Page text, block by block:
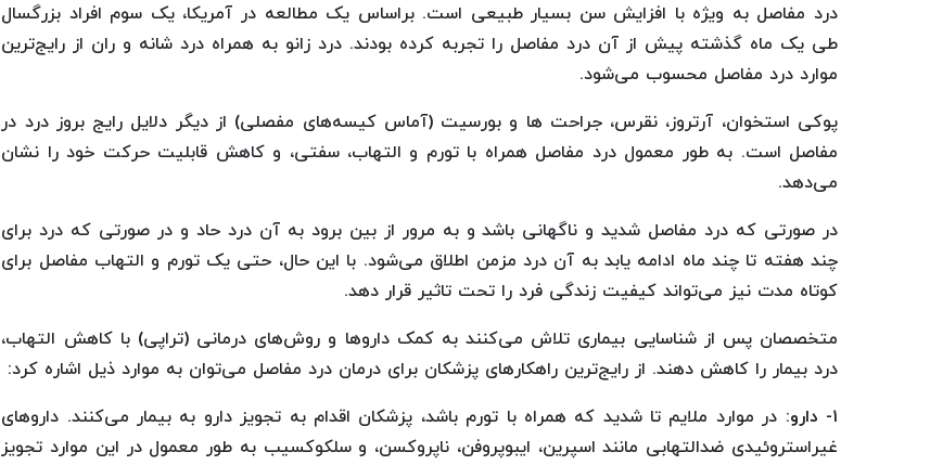
درد مفاصل به ویژه با افزایش سن بسیار طبیعی است. براساس یک مطالعه در آمریکا، یک سوم افراد بزرگسال
طی یک ماه گذشته پیش از آن درد مفاصل را تجربه کرده بودند. درد زانو به همراه درد شانه و ران از رایج‌ترین
موارد درد مفاصل محسوب می‌شود.
پوکی استخوان، آرتروز، نقرس، جراحت ها و بورسیت (آماس کیسه‌های مفصلی) از دیگر دلایل رایج بروز درد در
مفاصل است. به طور معمول درد مفاصل همراه با تورم و التهاب، سفتی، و کاهش قابلیت حرکت خود را نشان
می‌دهد.
در صورتی که درد مفاصل شدید و ناگهانی باشد و به مرور از بین برود به آن درد حاد و در صورتی که درد برای
چند هفته تا چند ماه ادامه یابد به آن درد مزمن اطلاق می‌شود. با این حال، حتی یک تورم و التهاب مفاصل برای
کوتاه مدت نیز می‌تواند کیفیت زندگی فرد را تحت تاثیر قرار دهد.
متخصصان پس از شناسایی بیماری تلاش می‌کنند به کمک داروها و روش‌های درمانی (تراپی) با کاهش التهاب،
درد بیمار را کاهش دهند. از رایج‌ترین راهکارهای پزشکان برای درمان درد مفاصل می‌توان به موارد ذیل اشاره کرد:
۱- دارو:
در موارد ملایم تا شدید که همراه با تورم باشد، پزشکان اقدام به تجویز دارو به بیمار می‌کنند. داروهای
غیراستروئیدی ضدالتهابی مانند اسپرین، ایبوپروفن، ناپروکسن، و سلکوکسیب به طور معمول در این موارد تجویز